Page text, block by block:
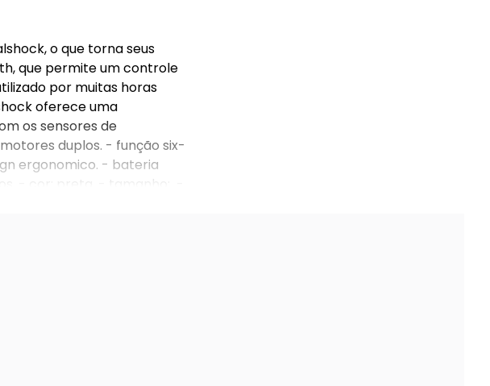
o que torna seus
que permite um controle
por muitas horas
oferece uma
os sensores de
duplos. - função six-
ergonomico. - bateria
- cor: preta. - tamanho: -